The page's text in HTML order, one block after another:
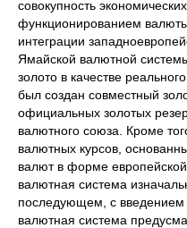
совокупность
функционированием
интеграции
Ямайской валютной
золото в качестве
был создан совместный
официальных золотых
валютного союза. Кроме
валютных курсов,
валют в форме
валютная система
последующем, с введением
валютная система